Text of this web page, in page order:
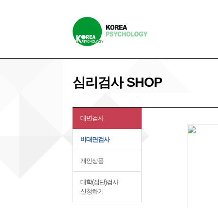
심리검사 SHOP
대면검사
비대면검사
개인상품
대학(집단)검사
신청하기